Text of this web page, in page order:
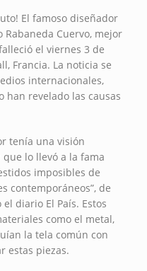
El famoso diseñador
Rabaneda Cuervo, mejor
el viernes 3 de
Francia. La noticia se
internacionales,
han revelado las causas
tenía una visión
lo llevó a la fama
imposibles de
contemporáneos”, de
diario El País. Estos
como el metal,
la tela común con
estas piezas.